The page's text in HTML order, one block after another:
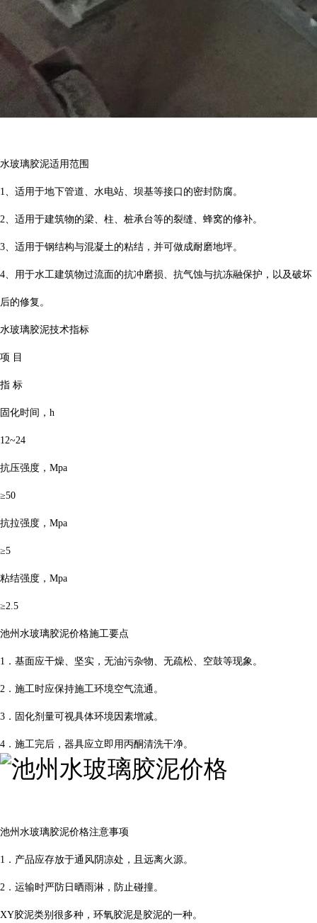
水玻璃胶泥适用范围
1、适用于地下管道、水电站、坝基等接口的密封防腐。
2、适用于建筑物的梁、柱、桩承台等的裂缝、蜂窝的修补。
3、适用于钢结构与混凝土的粘结，并可做成耐磨地坪。
4、用于水工建筑物过流面的抗冲磨损、抗气蚀与抗冻融保护，以及破坏
后的修复。
水玻璃胶泥技术指标
项 目
指 标
固化时间，h
12~24
抗压强度，Mpa
≥50
抗拉强度，Mpa
≥5
粘结强度，Mpa
≥2.5
池州水玻璃胶泥价格施工要点
1．基面应干燥、坚实，无油污杂物、无疏松、空鼓等现象。
2．施工时应保持施工环境空气流通。
3．固化剂量可视具体环境因素增减。
4．施工完后，器具应立即用丙酮清洗干净。
池州水玻璃胶泥价格注意事项
1．产品应存放于通风阴凉处，且远离火源。
2．运输时严防日晒雨淋，防止碰撞。
XY胶泥类别很多种，环氧胶泥是胶泥的一种。